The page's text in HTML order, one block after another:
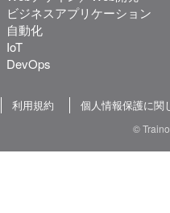
ビジネスアプリケーション
自動化
IoT
DevOps
利用規約 個人情報保護に関
©